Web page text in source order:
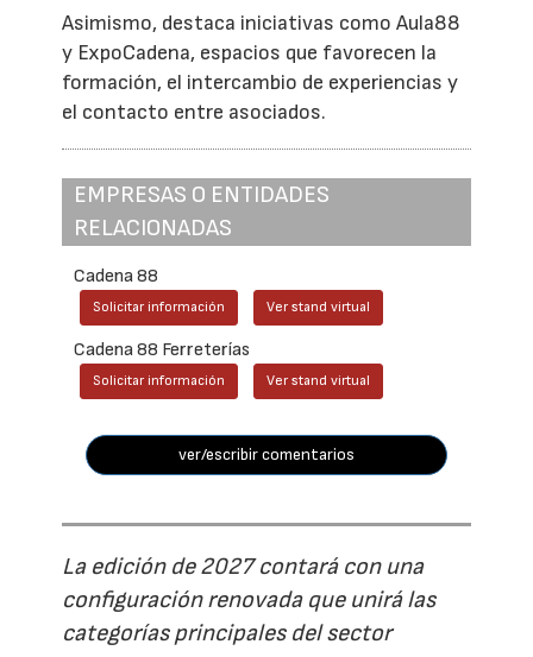
Asimismo, destaca iniciativas como Aula88
y ExpoCadena, espacios que favorecen la
formación, el intercambio de experiencias y
el contacto entre asociados.
EMPRESAS O ENTIDADES
RELACIONADAS
Cadena 88
Solicitar información Ver stand virtual
Cadena 88 Ferreterías
Solicitar información Ver stand virtual
ver/escribir comentarios
La edición de 2027 contará con una
configuración renovada que unirá las
categorías principales del sector